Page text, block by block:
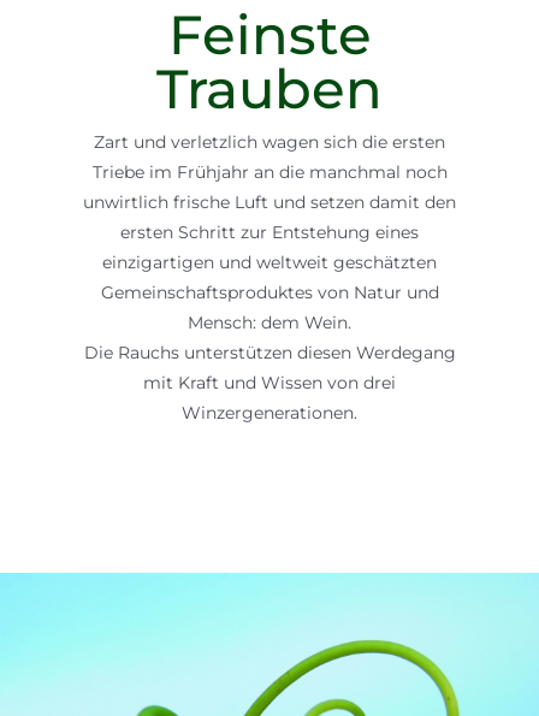
Feinste
Trauben
Zart und verletzlich wagen sich die ersten
Triebe im Frühjahr an die manchmal noch
unwirtlich frische Luft und setzen damit den
ersten Schritt zur Entstehung eines
einzigartigen und weltweit geschätzten
Gemeinschaftsproduktes von Natur und
Mensch: dem Wein.
Die Rauchs unterstützen diesen Werdegang
mit Kraft und Wissen von drei
Winzergenerationen.